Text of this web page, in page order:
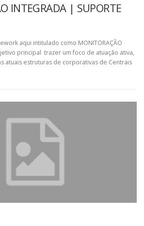
INTEGRADA | SUPORTE
aqui intitulado como MONITORAÇÃO
principal trazer um foco de atuação ativa,
atuais estruturas de corporativas de Centrais